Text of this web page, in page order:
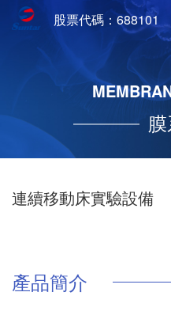
股票代碼：688101
連續移動床實驗設備
產品簡介